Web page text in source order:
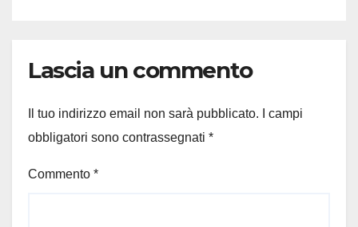
Lascia un commento
Il tuo indirizzo email non sarà pubblicato.
I campi
obbligatori sono contrassegnati *
Commento *